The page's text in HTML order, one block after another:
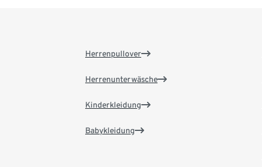
Herrenpullover
Herrenunterwäsche
Kinderkleidung
Babykleidung